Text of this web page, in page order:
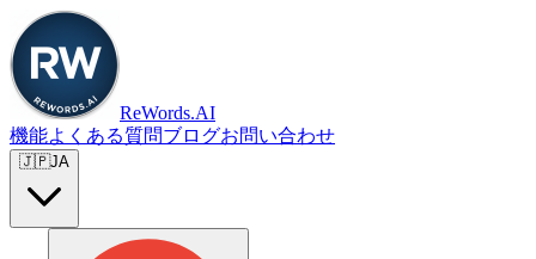
ReWords.AI
機能よくある質問ブログお問い合わせ
🇯🇵JA